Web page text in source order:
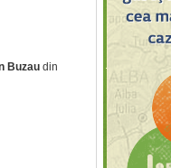
Buzaudin